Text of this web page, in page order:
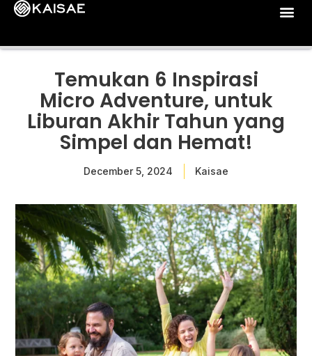
Temukan 6 Inspirasi
Micro Adventure, untuk
Liburan Akhir Tahun yang
Simpel dan Hemat!
December 5, 2024 Kaisae